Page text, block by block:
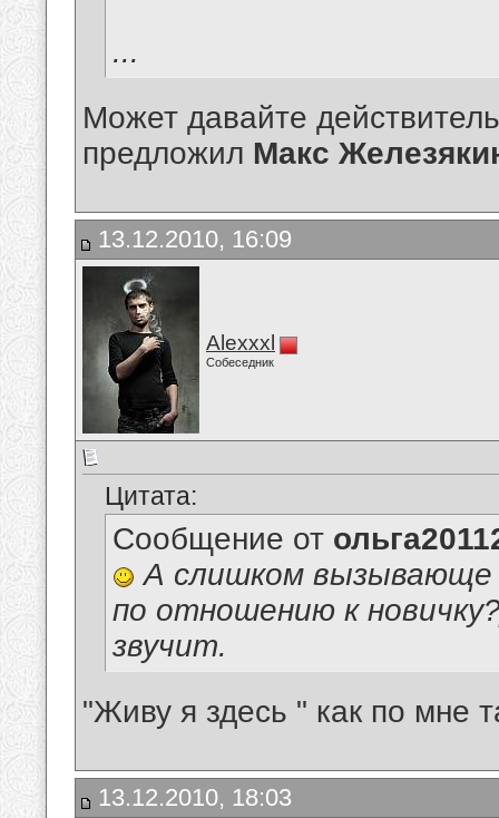
...
Может давайте
предложил Макс
13.12.2010, 16:09
Alexxxl
Собеседник
Цитата:
Сообщение от
А слишком вызывающе
по отношению к
звучит.
"Живу я здесь " как по мне
13.12.2010, 18:03